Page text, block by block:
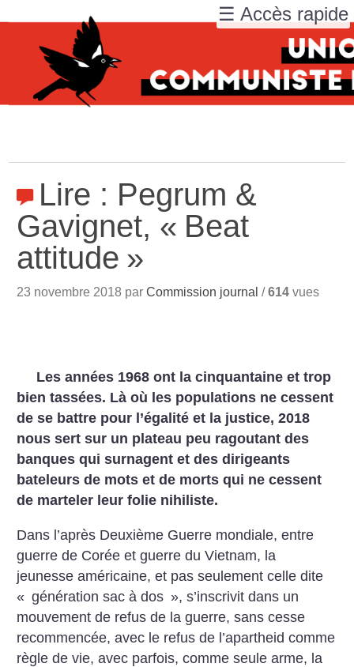
Lire : Pegrum &
Gavignet, « Beat
attitude »
23 novembre 2018 parCommission journal /614 vues
Les années 1968 ont la cinquantaine et trop
bien tassées. Là où les populations ne cessent
de se battre pour l’égalité et la justice, 2018
nous sert sur un plateau peu ragoutant des
banques qui surnagent et des dirigeants
bateleurs de mots et de morts qui ne cessent
de marteler leur folie nihiliste.
Dans l’après Deuxième Guerre mondiale, entre
guerre de Corée et guerre du Vietnam, la
jeunesse américaine, et pas seulement celle dite
« génération sac à dos », s’inscrivit dans un
mouvement de refus de la guerre, sans cesse
recommencée, avec le refus de l’apartheid comme
règle de vie, avec parfois, comme seule arme, la
☰ Accès rapide